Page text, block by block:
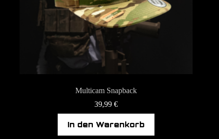
Multicam Snapback
39,99€
In den Warenkorb